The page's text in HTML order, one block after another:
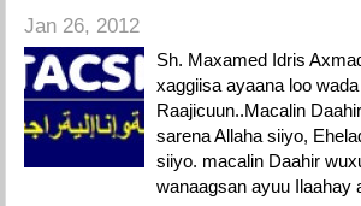
Jan 26, 2012
Sh. Maxamed Idris
xaggiisa ayaana loo
Raajicuun..Macalin
sarena Allaha siiyo,
siiyo. macalin Daahir
wanaagsan ayuu Ilaahay